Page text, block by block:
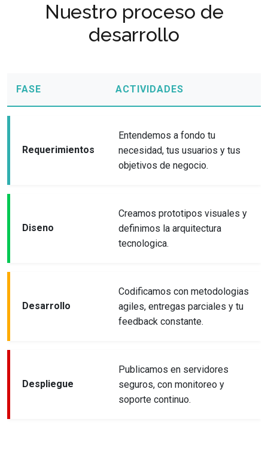
Nuestro proceso de
desarrollo
FASE ACTIVIDADES
Requerimientos
Entendemos a fondo tu
necesidad, tus usuarios y tus
objetivos de negocio.
Diseno
Creamos prototipos visuales y
definimos la arquitectura
tecnologica.
Desarrollo
Codificamos con metodologias
agiles, entregas parciales y tu
feedback constante.
Despliegue
Publicamos en servidores
seguros, con monitoreo y
soporte continuo.